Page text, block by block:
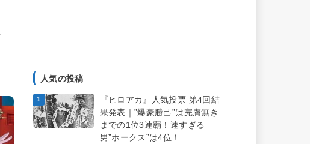
人気の投稿
『ヒロアカ』人気投票 第4回結
果発表｜”爆豪勝己”は完膚無き
までの1位3連覇！速すぎる
男”ホークス”は4位！